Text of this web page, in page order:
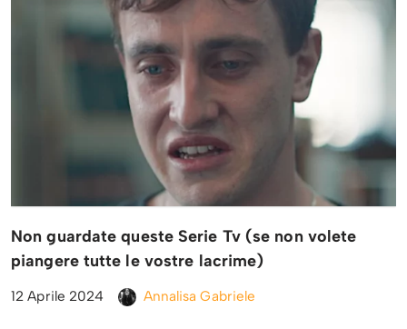
Non guardate queste Serie Tv (se non volete
piangere tutte le vostre lacrime)
12 Aprile 2024 Annalisa Gabriele